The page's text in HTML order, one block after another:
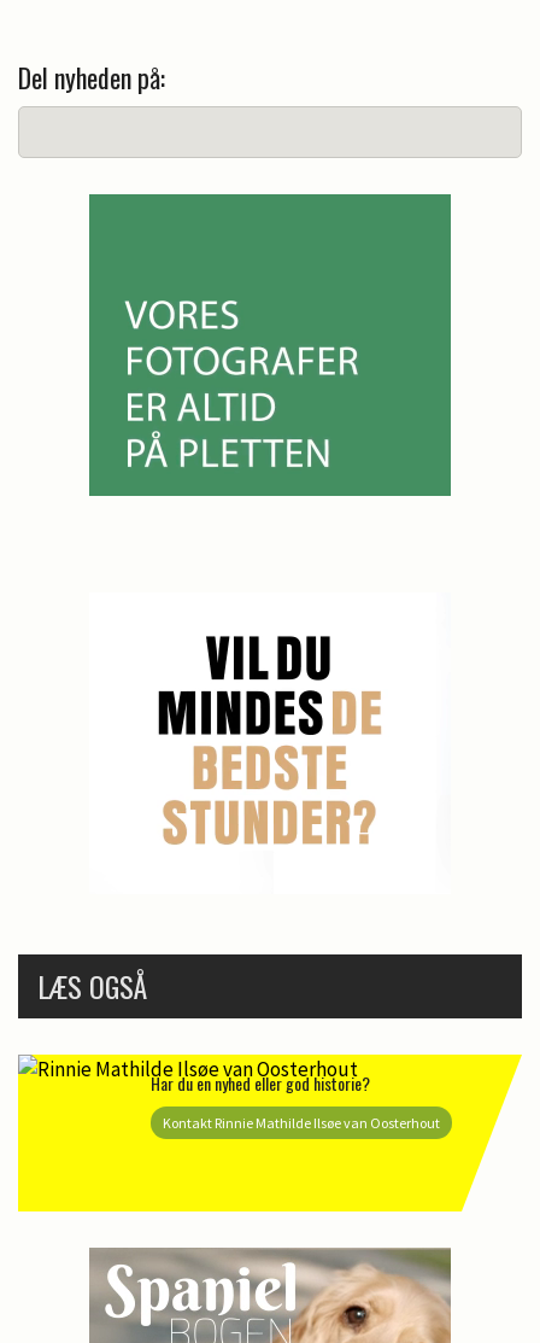
Del nyheden på:
LÆS OGSÅ
Har du en nyhed eller god historie?
Kontakt Rinnie Mathilde Ilsøe van Oosterhout